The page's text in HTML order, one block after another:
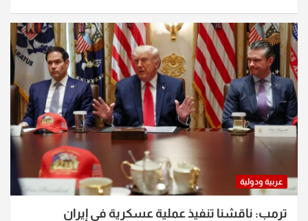
عربية ودولية
ترمب: ناقشنا تنفيذ عملية عسكرية في إيران